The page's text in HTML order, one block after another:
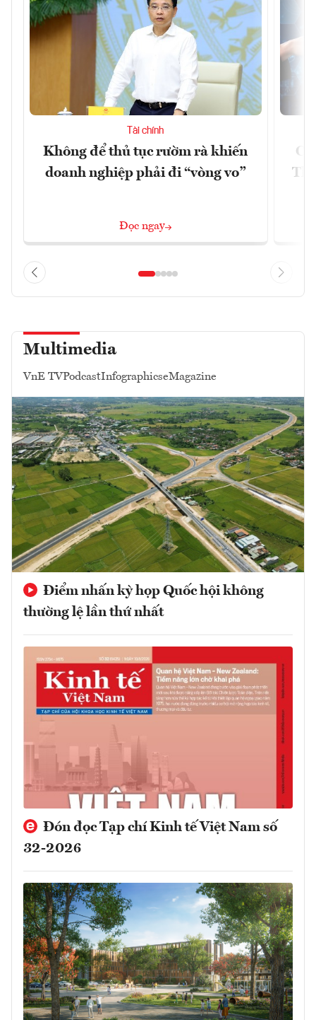
Tài chính
Không để thủ tục rườm rà khiến
doanh nghiệp phải đi “vòng vo”
Đọc ngay
Multimedia
VnE TVPodcastInfographicseMagazine
Điểm nhấn kỳ họp Quốc hội không
thường lệ lần thứ nhất
Đón đọc Tạp chí Kinh tế Việt Nam số
32-2026